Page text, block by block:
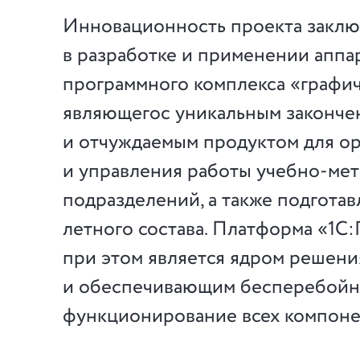
Инновационность проекта
в разработке и применении
программного комплекса
являющегос уникальным
и отчуждаемым продуктом для
и управления работы учебно-
подразделений, а также
летного состава. Платформа
при этом является ядром
и обеспечивающим
функционирование всех